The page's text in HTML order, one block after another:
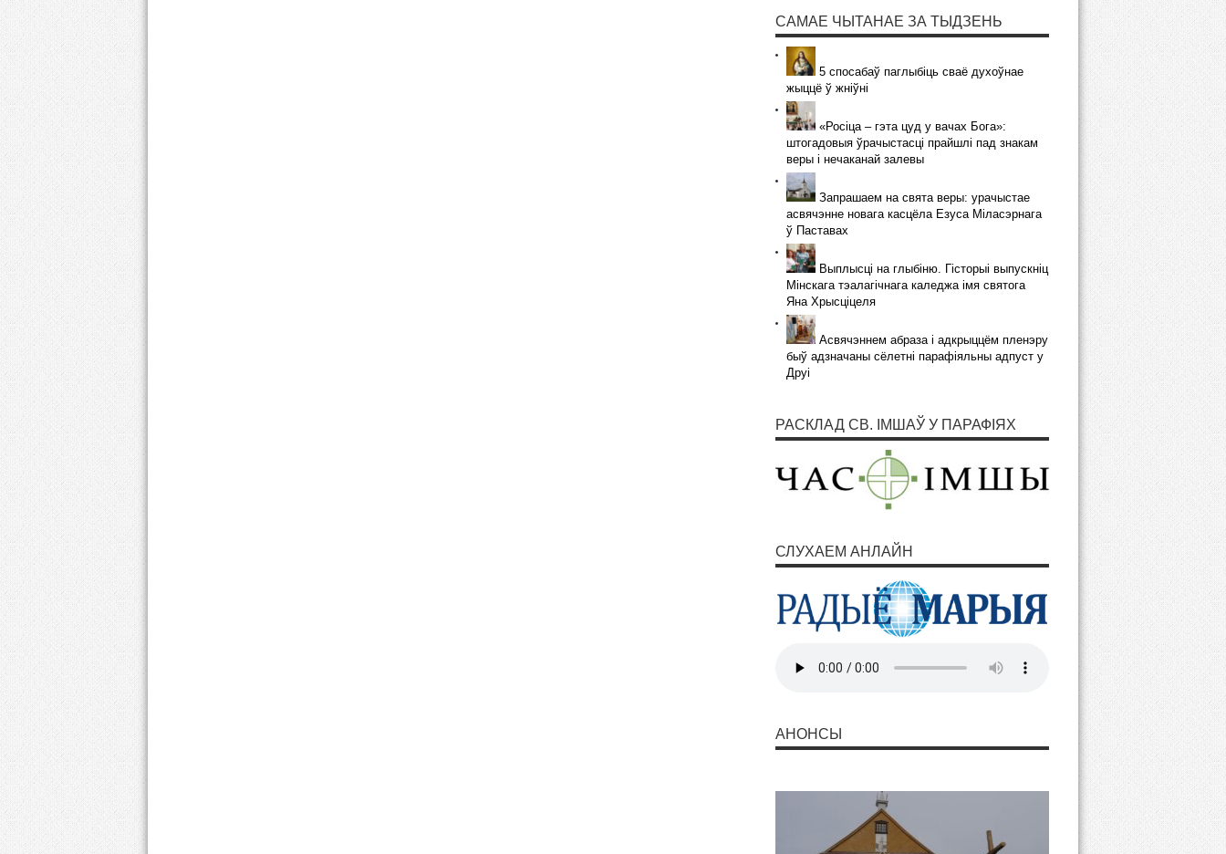
САМАЕ ЧЫТАНАЕ ЗА ТЫДЗЕНЬ
5 спосабаў паглыбіць сваё духоўнае
жыццё ў жніўні
«Росіца – гэта цуд у вачах Бога»:
штогадовыя ўрачыстасці прайшлі пад знакам
веры і нечаканай залевы
Запрашаем на свята веры: урачыстае
асвячэнне новага касцёла Езуса Міласэрнага
ў Паставах
Выплысці на глыбіню. Гісторыі выпускніц
Мінскага тэалагічнага каледжа імя святога
Яна Хрысціцеля
Асвячэннем абраза і адкрыццём пленэру
быў адзначаны сёлетні парафіяльны адпуст у
Друі
РАСКЛАД СВ. ІМШАЎ У ПАРАФІЯХ
СЛУХАЕМ АНЛАЙН
АНОНСЫ